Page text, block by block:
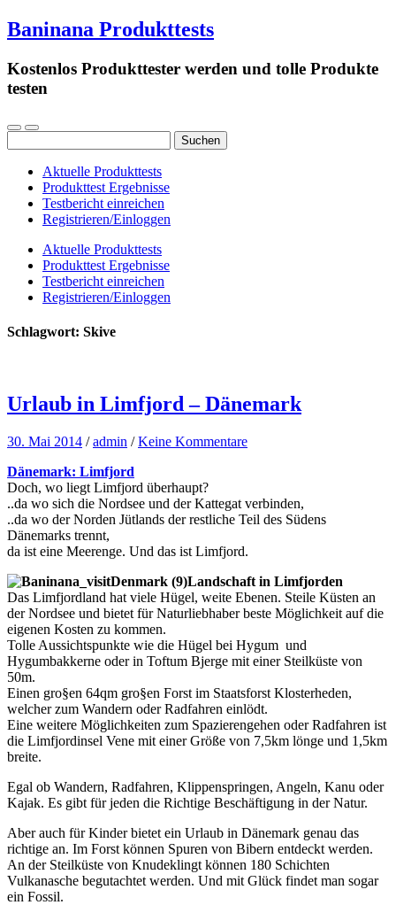
Baninana Produkttests
Kostenlos Produkttester werden und tolle Produkte
testen
nach:
Aktuelle Produkttests
Produkttest Ergebnisse
Testbericht einreichen
Registrieren/Einloggen
Aktuelle Produkttests
Produkttest Ergebnisse
Testbericht einreichen
Registrieren/Einloggen
Schlagwort: Skive
Urlaub in Limfjord – Dänemark
30. Mai 2014 /admin /Keine Kommentare
Dänemark: Limfjord
Doch, wo liegt Limfjord überhaupt?
..da wo sich die Nordsee und der Kattegat verbinden,
..da wo der Norden Jütlands der restliche Teil des Südens
Dänemarks trennt,
da ist eine Meerenge. Und das ist Limfjord.
Landschaft in Limfjorden
Das Limfjordland hat viele Hügel, weite Ebenen. Steile Küsten an
der Nordsee und bietet für Naturliebhaber beste Möglichkeit auf die
eigenen Kosten zu kommen.
Tolle Aussichtspunkte wie die Hügel bei Hygum und
Hygumbakkerne oder in Toftum Bjerge mit einer Steilküste von
50m.
Einen gro§en 64qm gro§en Forst im Staatsforst Klosterheden,
welcher zum Wandern oder Radfahren einlödt.
Eine weitere Möglichkeiten zum Spazierengehen oder Radfahren ist
die Limfjordinsel Vene mit einer Größe von 7,5km lönge und 1,5km
breite.
Egal ob Wandern, Radfahren, Klippenspringen, Angeln, Kanu oder
Kajak. Es gibt für jeden die Richtige Beschäftigung in der Natur.
Aber auch für Kinder bietet ein Urlaub in Dänemark genau das
richtige an. Im Forst können Spuren von Bibern entdeckt werden.
An der Steilküste von Knudeklingt können 180 Schichten
Vulkanasche begutachtet werden. Und mit Glück findet man sogar
ein Fossil.